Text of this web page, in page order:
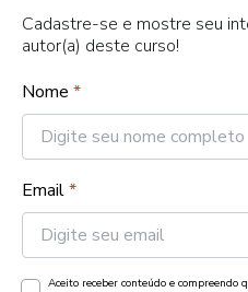
Cadastre-se e mostre seu
autor(a) deste curso!
Nome *
Email*
Aceito receber conteúdo e compreendo